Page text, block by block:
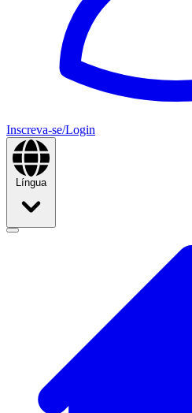
Inscreva-se/Login
Língua